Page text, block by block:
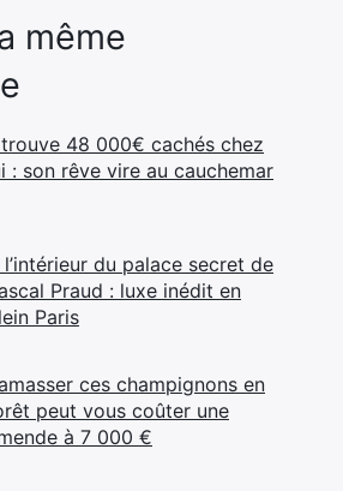
même
48 000€ cachés chez
: son rêve vire au cauchemar
l’intérieur du palace secret de
Praud : luxe inédit en
Paris
ces champignons en
peut vous coûter une
à 7 000 €